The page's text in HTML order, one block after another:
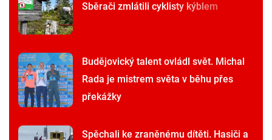
Sběrači zmlátili cyklisty kýblem
Budějovický talent ovládl svět. Michal
Rada je mistrem světa v běhu přes
překážky
Spěchali ke zraněnému dítěti. Hasiči a